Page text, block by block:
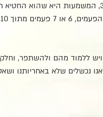
שימו לב, שאם ממוצע החבטות שלו היה 3.66,
ללמוד מהם ולהשתפר,
שלא באחריותנו